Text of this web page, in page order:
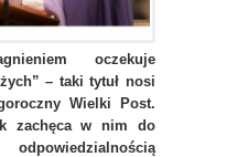
oczekuje
– taki tytuł nosi
Wielki Post.
zachęca w nim do